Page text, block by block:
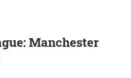
Manchester